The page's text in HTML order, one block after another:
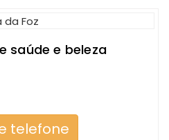
saúde e beleza
telefone